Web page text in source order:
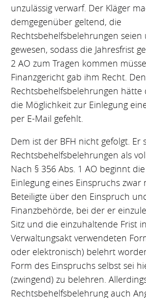
unzulässig verwarf. Der Kläger
demgegenüber geltend, die
Rechtsbehelfsbelehrungen seien
gewesen, sodass die Jahresfrist
2 AO zum Tragen kommen
Finanzgericht gab ihm Recht. Den
Rechtsbehelfsbelehrungen hätte
die Möglichkeit zur Einlegung
per E-Mail gefehlt.
Dem ist der BFH nicht gefolgt. Er
Rechtsbehelfsbelehrungen als
Nach § 356 Abs. 1 AO beginnt
Einlegung eines Einspruchs
Beteiligte über den Einspruch
Finanzbehörde, bei der er
Sitz und die einzuhaltende Frist
Verwaltungsakt verwendeten
oder elektronisch) belehrt
Form des Einspruchs selbst sei
(zwingend) zu belehren.
Rechtsbehelfsbelehrung auch